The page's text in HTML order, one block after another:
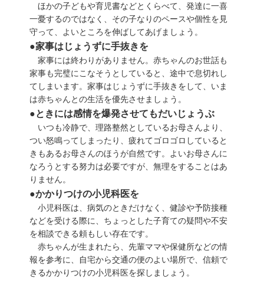
ほかの子どもや育児書などとくらべて、発達に一喜
一憂するのではなく、その子なりのペースや個性を見
守って、よいところを伸ばしてあげましょう。
●家事はじょうずに手抜きを
家事には終わりがありません。赤ちゃんのお世話も
家事も完璧にこなそうとしていると、途中で息切れし
てしまいます。家事はじょうずに手抜きをして、いま
は赤ちゃんとの生活を優先させましょう。
●ときには感情を爆発させてもだいじょうぶ
いつも冷静で、理路整然としているお母さんより、
つい怒鳴ってしまったり、疲れてゴロゴロしていると
きもあるお母さんのほうが自然です。よいお母さんに
なろうとする努力は必要ですが、無理をすることはあ
りません。
●かかりつけの小児科医を
小児科医は、病気のときだけなく、健診や予防接種
などを受ける際に、ちょっとした子育ての疑問や不安
を相談できる頼もしい存在です。
赤ちゃんが生まれたら、先輩ママや保健所などの情
報を参考に、自宅から交通の便のよい場所で、信頼で
きるかかりつけの小児科医を探しましょう。